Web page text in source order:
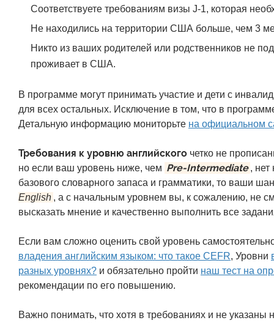
Соответствуете требованиям визы J-1, которая
Не находились на территории США больше, чем 3
Никто из ваших родителей или родственников не
проживает в США.
В программе могут принимать участие и дети с
для всех остальных. Исключение в том, что в
Детальную информацию мониторьте на официальном
Требования к уровню английского четко не
но если ваш уровень ниже, чем Pre-Intermediate ,
базового словарного запаса и грамматики, то ваши
English , а с начальным уровнем вы, к сожалению, не
высказать мнение и качественно выполнить все
Если вам сложно оценить свой уровень
владения английским языком: что такое CEFR, Уровни
разных уровнях? и обязательно пройти наш тест на
рекомендации по его повышению.
Важно понимать, что хотя в требованиях и не